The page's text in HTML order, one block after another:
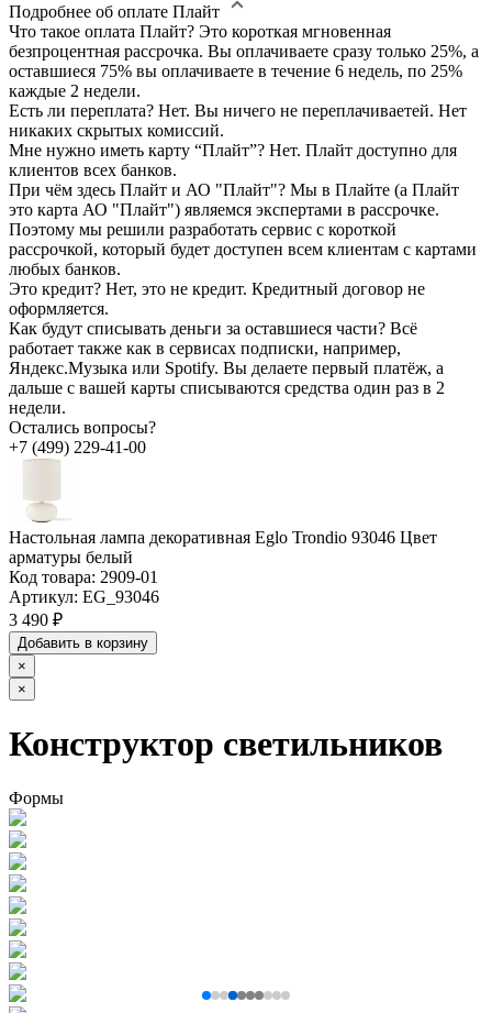
Подробнее об оплате Плайт
Что такое оплата Плайт? Это короткая мгновенная
безпроцентная рассрочка. Вы оплачиваете сразу только 25%, а
оставшиеся 75% вы оплачиваете в течение 6 недель, по 25%
каждые 2 недели.
Есть ли переплата? Нет. Вы ничего не переплачиваетей. Нет
никаких скрытых комиссий.
Мне нужно иметь карту “Плайт”? Нет. Плайт доступно для
клиентов всех банков.
При чём здесь Плайт и АО "Плайт"? Мы в Плайте (а Плайт
это карта АО "Плайт") являемся экспертами в рассрочке.
Поэтому мы решили разработать сервис с короткой
рассрочкой, который будет доступен всем клиентам с картами
любых банков.
Это кредит? Нет, это не кредит. Кредитный договор не
оформляется.
Как будут списывать деньги за оставшиеся части? Всё
работает также как в сервисах подписки, например,
Яндекс.Музыка или Spotify. Вы делаете первый платёж, а
дальше с вашей карты списываются средства один раз в 2
недели.
Остались вопросы?
+7 (499) 229-41-00
Настольная лампа декоративная Eglo Trondio 93046 Цвет
арматуры белый
Код товара: 2909-01
Артикул: EG_93046
3 490 ₽
Добавить в корзину
×
×
Конструктор светильников
Формы